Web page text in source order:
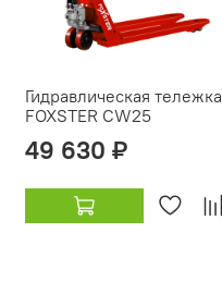
Гидравлическая тележка
FOXSTER CW25
49 630 ₽